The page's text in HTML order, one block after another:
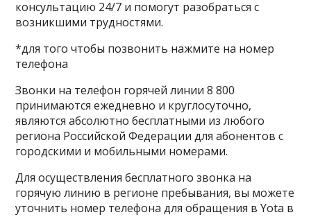
консультацию 24/7 и помогут разобраться с
возникшими трудностями.
*для того чтобы позвонить нажмите на номер
телефона
Звонки на телефон горячей линии 8 800
принимаются ежедневно и круглосуточно,
являются абсолютно бесплатными из любого
региона Российской Федерации для абонентов с
городскими и мобильными номерами.
Для осуществления бесплатного звонка на
горячую линию в регионе пребывания, вы можете
уточнить номер телефона для обращения в Yota в